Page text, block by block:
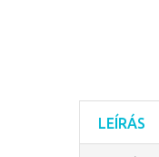
LEÍRÁS